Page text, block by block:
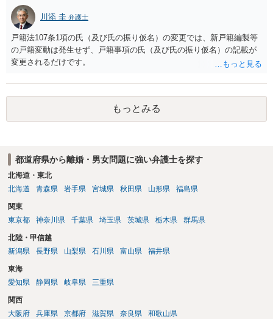
川添 圭 弁護士
戸籍法107条1項の氏（及び氏の振り仮名）の変更では、新戸籍編製等
の戸籍変動は発生せず、戸籍事項の氏（及び氏の振り仮名）の記載が
変更されるだけです。
もっとみる
都道府県から離婚・男女問題に強い弁護士を探す
北海道・東北
北海道
青森県 岩手県 宮城県 秋田県 山形県 福島県
関東
東京都
神奈川県 千葉県 埼玉県 茨城県 栃木県 群馬県
北陸・甲信越
新潟県
長野県 山梨県 石川県 富山県 福井県
東海
愛知県
静岡県 岐阜県 三重県
関西
大阪府
兵庫県 京都府 滋賀県 奈良県 和歌山県